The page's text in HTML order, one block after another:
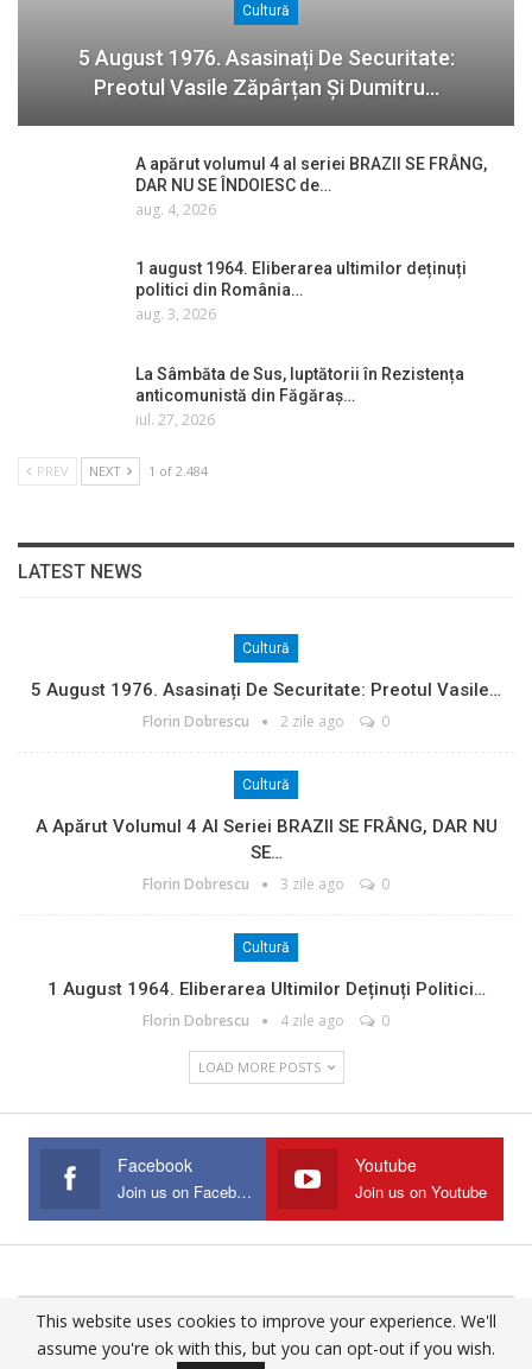
Cultură
5 August 1976. Asasinați De Securitate:
Preotul Vasile Zăpârțan Și Dumitru…
A apărut volumul 4 al seriei BRAZII SE FRÂNG,
DAR NU SE ÎNDOIESC de…
aug. 4, 2026
1 august 1964. Eliberarea ultimilor deținuți
politici din România…
aug. 3, 2026
La Sâmbăta de Sus, luptătorii în Rezistența
anticomunistă din Făgăraș…
iul. 27, 2026
PREV NEXT 1 of 2.484
LATEST NEWS
Cultură
5 August 1976. Asasinați De Securitate: Preotul Vasile…
Florin Dobrescu 2 zile ago 0
Cultură
A Apărut Volumul 4 Al Seriei BRAZII SE FRÂNG, DAR NU
SE…
Florin Dobrescu 3 zile ago 0
Cultură
1 August 1964. Eliberarea Ultimilor Deținuți Politici…
Florin Dobrescu 4 zile ago 0
LOAD MORE POSTS
Facebook
Join us on Facebook
Youtube
Join us on Youtube
© 2025 - All Rights Reserved.
This website uses cookies to improve your experience. We'll
assume you're ok with this, but you can opt-out if you wish.